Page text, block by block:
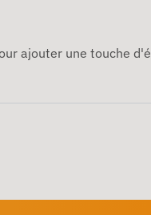
ajouter une touche